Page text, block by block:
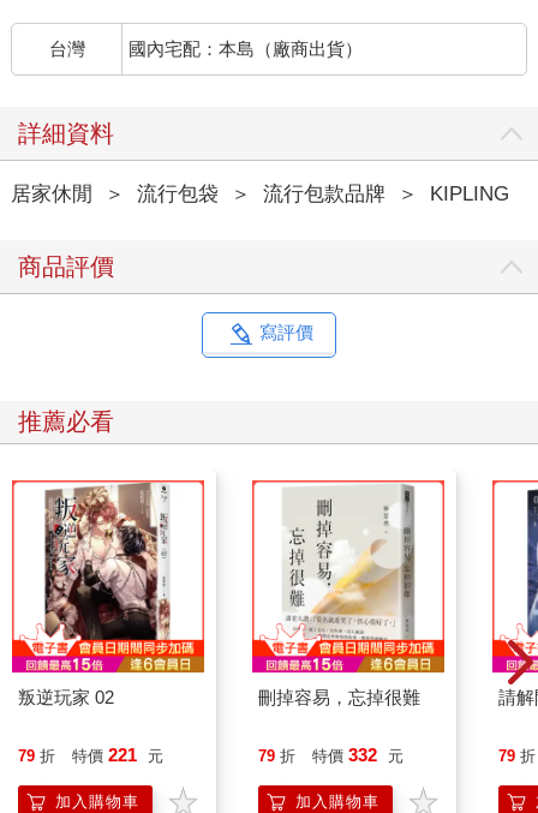
台灣 國內宅配：本島（廠商出貨）
詳細資料
居家休閒 ＞ 流行包袋 ＞ 流行包款品牌 ＞ KIPLING
商品評價
寫評價
推薦必看
叛逆玩家 02
79 折 特價 221 元
加入購物車
刪掉容易，忘掉很難
79 折 特價 332 元
加入購物車
請解
79 折